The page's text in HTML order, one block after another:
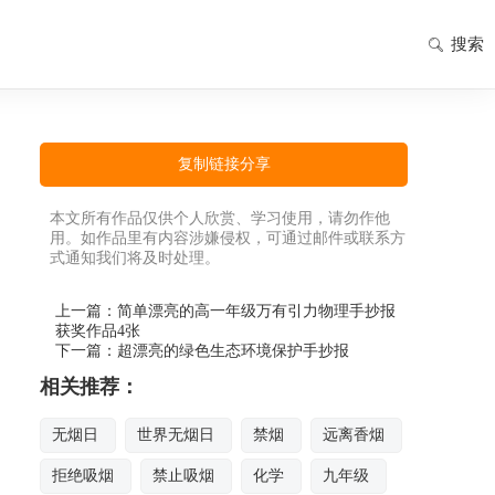
搜索
复制链接分享
本文所有作品仅供个人欣赏、学习使用，请勿作他
用。如作品里有内容涉嫌侵权，可通过邮件或联系方
式通知我们将及时处理。
上一篇： 简单漂亮的高一年级万有引力物理手抄报
获奖作品4张
下一篇： 超漂亮的绿色生态环境保护手抄报
相关推荐：
无烟日 世界无烟日 禁烟 远离香烟
拒绝吸烟 禁止吸烟 化学 九年级